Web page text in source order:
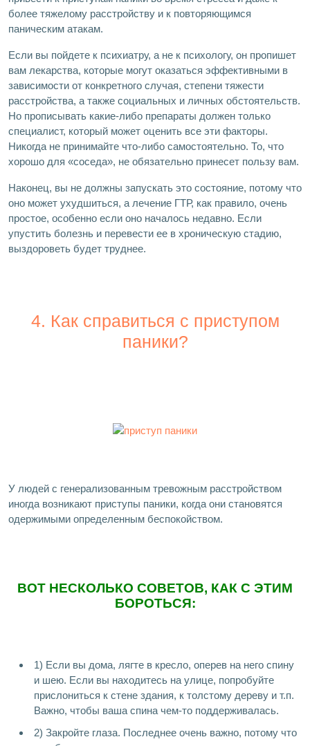
более тяжелому расстройству и к повторяющимся
паническим атакам.
Если вы пойдете к психиатру, а не к психологу, он пропишет
вам лекарства, которые могут оказаться эффективными в
зависимости от конкретного случая, степени тяжести
расстройства, а также социальных и личных обстоятельств.
Но прописывать какие-либо препараты должен только
специалист, который может оценить все эти факторы.
Никогда не принимайте что-либо самостоятельно. То, что
хорошо для «соседа», не обязательно принесет пользу вам.
Наконец, вы не должны запускать это состояние, потому что
оно может ухудшиться, а лечение ГТР, как правило, очень
простое, особенно если оно началось недавно. Если
упустить болезнь и перевести ее в хроническую стадию,
выздороветь будет труднее.
4. Как справиться с приступом
паники?
У людей с генерализованным тревожным расстройством
иногда возникают приступы паники, когда они становятся
одержимыми определенным беспокойством.
ВОТ НЕСКОЛЬКО СОВЕТОВ, КАК С ЭТИМ
БОРОТЬСЯ:
1) Если вы дома, лягте в кресло, оперев на него спину
и шею. Если вы находитесь на улице, попробуйте
прислониться к стене здания, к толстому дереву и т.п.
Важно, чтобы ваша спина чем-то поддерживалась.
2) Закройте глаза. Последнее очень важно, потому что